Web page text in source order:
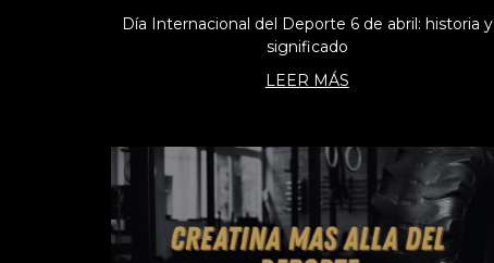
Día Internacional del Deporte 6 de abril: historia y
significado
LEER MÁS